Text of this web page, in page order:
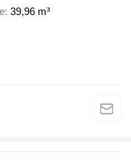
39,96 m³